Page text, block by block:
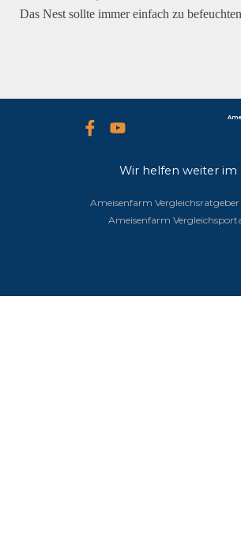
Das Nest sollte immer einfach zu
Ameisenfarm Vergleichsratgeber
Ameisenfarm
Wir helfen weiter im